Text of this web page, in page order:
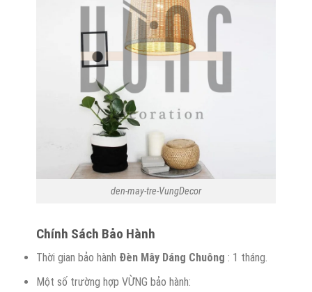
den-may-tre-VungDecor
Chính Sách Bảo Hành
Thời gian bảo hành Đèn Mây Dáng Chuông : 1 tháng.
Một số trường hợp VỪNG bảo hành: